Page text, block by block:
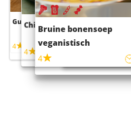
Guacamole
4
Chili con carne
4 45m
Bruine bonensoep
veganistisch
4
Sushi rijstsalade
maaltijdsalade
4